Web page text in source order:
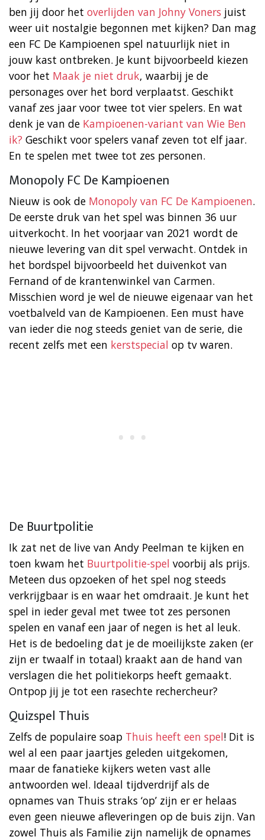
ben jij door het overlijden van Johny Voners juist
weer uit nostalgie begonnen met kijken? Dan mag
een FC De Kampioenen spel natuurlijk niet in
jouw kast ontbreken. Je kunt bijvoorbeeld kiezen
voor het Maak je niet druk, waarbij je de
personages over het bord verplaatst. Geschikt
vanaf zes jaar voor twee tot vier spelers. En wat
denk je van de Kampioenen-variant van Wie Ben
ik? Geschikt voor spelers vanaf zeven tot elf jaar.
En te spelen met twee tot zes personen.
Monopoly FC De Kampioenen
Nieuw is ook de Monopoly van FC De Kampioenen.
De eerste druk van het spel was binnen 36 uur
uitverkocht. In het voorjaar van 2021 wordt de
nieuwe levering van dit spel verwacht. Ontdek in
het bordspel bijvoorbeeld het duivenkot van
Fernand of de krantenwinkel van Carmen.
Misschien word je wel de nieuwe eigenaar van het
voetbalveld van de Kampioenen. Een must have
van ieder die nog steeds geniet van de serie, die
recent zelfs met een kerstspecial op tv waren.
De Buurtpolitie
Ik zat net de live van Andy Peelman te kijken en
toen kwam het Buurtpolitie-spel voorbij als prijs.
Meteen dus opzoeken of het spel nog steeds
verkrijgbaar is en waar het omdraait. Je kunt het
spel in ieder geval met twee tot zes personen
spelen en vanaf een jaar of negen is het al leuk.
Het is de bedoeling dat je de moeilijkste zaken (er
zijn er twaalf in totaal) kraakt aan de hand van
verslagen die het politiekorps heeft gemaakt.
Ontpop jij je tot een rasechte rechercheur?
Quizspel Thuis
Zelfs de populaire soap Thuis heeft een spel! Dit is
wel al een paar jaartjes geleden uitgekomen,
maar de fanatieke kijkers weten vast alle
antwoorden wel. Ideaal tijdverdrijf als de
opnames van Thuis straks ‘op’ zijn er er helaas
even geen nieuwe afleveringen op de buis zijn. Van
zowel Thuis als Familie zijn namelijk de opnames